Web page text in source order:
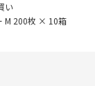
い
M 200枚 × 10箱